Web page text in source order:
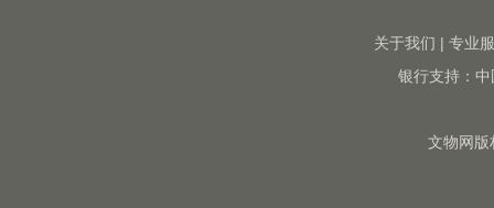
关于我们 | 专业
银行支持：
文物网